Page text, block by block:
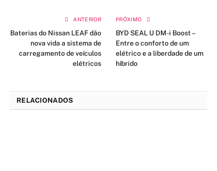
ANTERIOR
Baterias do Nissan LEAF dão
nova vida a sistema de
carregamento de veículos
elétricos
PRÓXIMO
BYD SEAL U DM-i Boost –
Entre o conforto de um
elétrico e a liberdade de um
híbrido
RELACIONADOS